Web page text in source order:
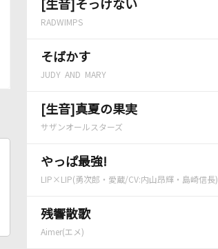
[生音]そっけない
RADWIMPS
そばかす
JUDY AND MARY
[生音]真夏の果実
サザンオールスターズ
やっぱ最強!
LIP×LIP(勇次郎・愛蔵/CV:内山昂輝・島崎信長)
残響散歌
Aimer(エメ)